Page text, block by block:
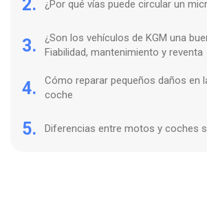
2. ¿Por qué vías puede circular un
3.
¿Son los vehículos de KGM una
Fiabilidad, mantenimiento y reventa
4.
Cómo reparar pequeños daños en
coche
5. Diferencias entre motos y coches